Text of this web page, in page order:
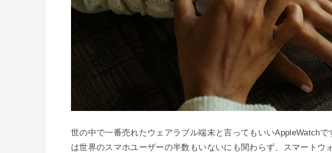
世の中で一番売れたウェアラブル端末と言ってもいいAppleWatchで
は世界のスマホユーザーの半数もいないにも関わらず、スマートウ